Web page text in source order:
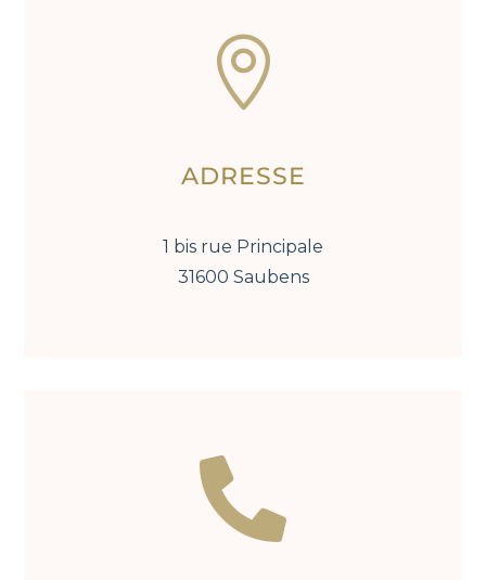

ADRESSE
1 bis rue Principale
31600 Saubens
